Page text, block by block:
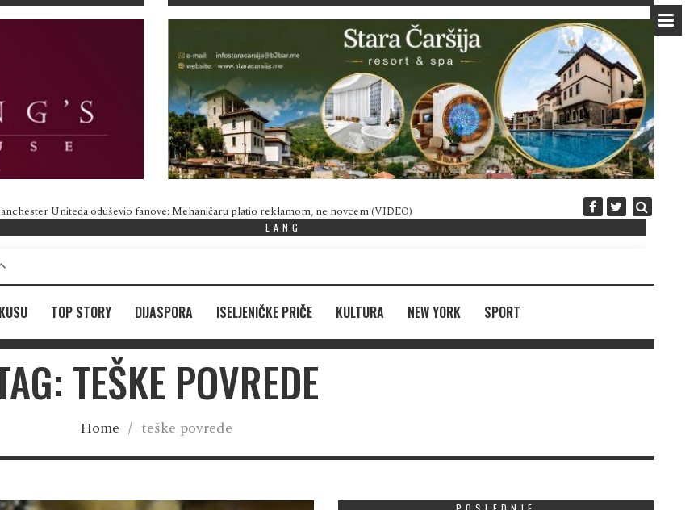
Uniteda oduševio fanove: Mehaničaru platio reklamom, ne novcem (VIDEO) Diplomatija po
LANG
TOP STORY DIJASPORA ISELJENIČKE PRIČE KULTURA NEW YORK SPORT
TEŠKE POVREDE
Home / teške povrede